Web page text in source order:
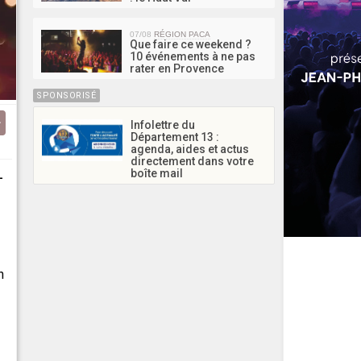
07/08 RÉGION PACA
Que faire ce weekend ?
10 événements à ne pas
rater en Provence
SPONSORISÉ
Infolettre du
Département 13 :
agenda, aides et actus
directement dans votre
boîte mail